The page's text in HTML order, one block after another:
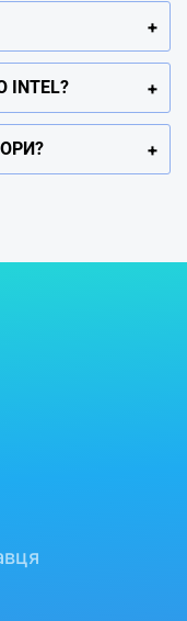
INTEL?